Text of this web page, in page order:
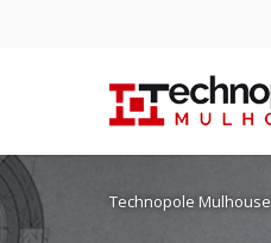
Technopole Mulhouse